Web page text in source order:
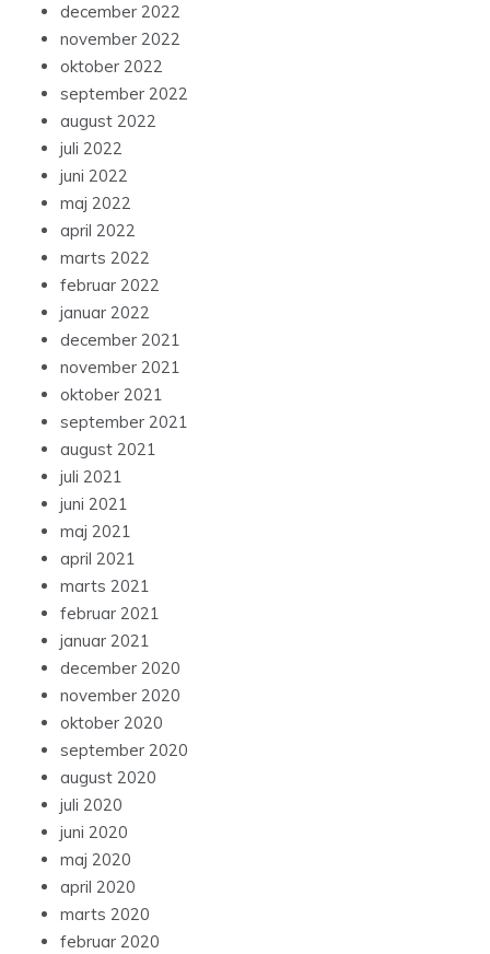
december 2022
november 2022
oktober 2022
september 2022
august 2022
juli 2022
juni 2022
maj 2022
april 2022
marts 2022
februar 2022
januar 2022
december 2021
november 2021
oktober 2021
september 2021
august 2021
juli 2021
juni 2021
maj 2021
april 2021
marts 2021
februar 2021
januar 2021
december 2020
november 2020
oktober 2020
september 2020
august 2020
juli 2020
juni 2020
maj 2020
april 2020
marts 2020
februar 2020